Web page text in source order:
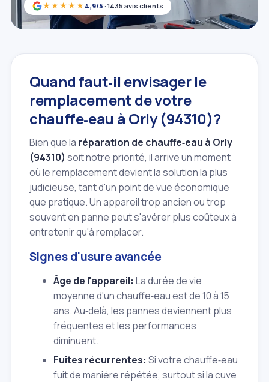
★★★★★ 4,9/5 · 1435 avis clients
Quand faut‑il envisager le
remplacement de votre
chauffe‑eau à Orly (94310)?
Bien que la réparation de chauffe‑eau à Orly
(94310) soit notre priorité, il arrive un moment
où le remplacement devient la solution la plus
judicieuse, tant d'un point de vue économique
que pratique. Un appareil trop ancien ou trop
souvent en panne peut s'avérer plus coûteux à
entretenir qu'à remplacer.
Signes d'usure avancée
Âge de l'appareil: La durée de vie
moyenne d'un chauffe‑eau est de 10 à 15
ans. Au‑delà, les pannes deviennent plus
fréquentes et les performances
diminuent.
Fuites récurrentes: Si votre chauffe‑eau
fuit de manière répétée, surtout si la cuve